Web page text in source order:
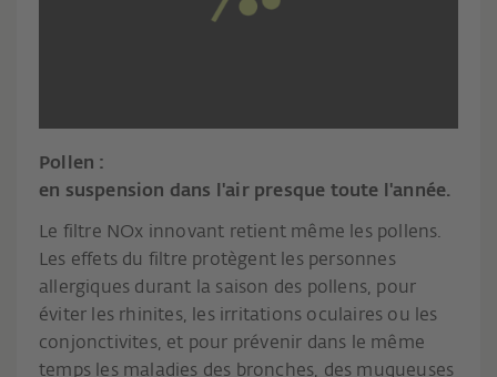
Pollen :
en suspension dans l'air presque toute l'année.
Le filtre NOx innovant retient même les pollens.
Les effets du filtre protègent les personnes
allergiques durant la saison des pollens, pour
éviter les rhinites, les irritations oculaires ou les
conjonctivites, et pour prévenir dans le même
temps les maladies des bronches, des muqueuses